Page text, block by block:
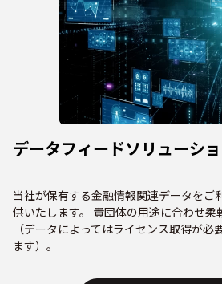
データフィードソリューシ
当社が保有する金融情報関連データをご
供いたします。 貴団体の用途に合わせ柔
（データによってはライセンス取得が必
ます）。